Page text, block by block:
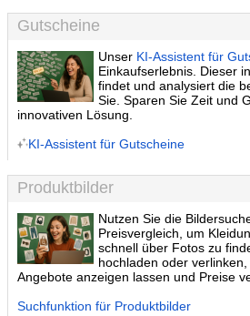
Gutscheine
Unser KI-Assistent für
Einkaufserlebnis. Dieser
findet und analysiert die
Sie. Sparen Sie Zeit und
innovativen Lösung.
KI-Assistent für Gutscheine
Produktbilder
Nutzen Sie die
Preisvergleich, um
schnell über Fotos zu
hochladen oder
Angebote anzeigen lassen und Preise
Suchfunktion für Produktbilder